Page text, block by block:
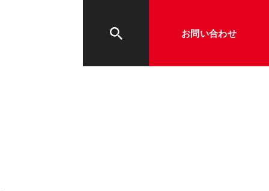
お問い合わせ